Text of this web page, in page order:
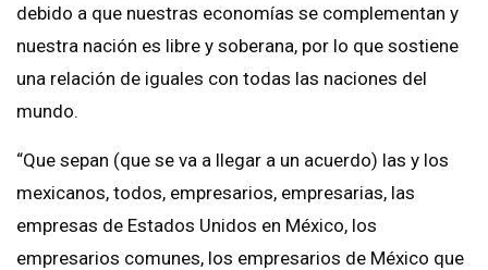
debido a que nuestras economías se complementan y
nuestra nación es libre y soberana, por lo que sostiene
una relación de iguales con todas las naciones del
mundo.
“Que sepan (que se va a llegar a un acuerdo) las y los
mexicanos, todos, empresarios, empresarias, las
empresas de Estados Unidos en México, los
empresarios comunes, los empresarios de México que